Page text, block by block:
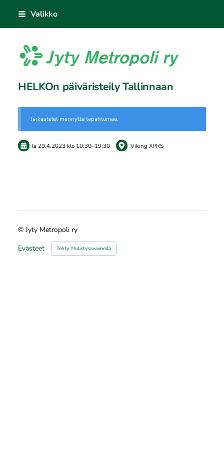
sisältöön
Valikko
Jyty Metropoli ry
HELKOn päiväristeily Tallinnaan
Tarkastelet mennyttä tapahtumaa.
la 29.4.2023klo 10:30–19:30 Viking XPRS
© Jyty Metropoli ry
Evästeet
Tehty Yhdistysavaimella